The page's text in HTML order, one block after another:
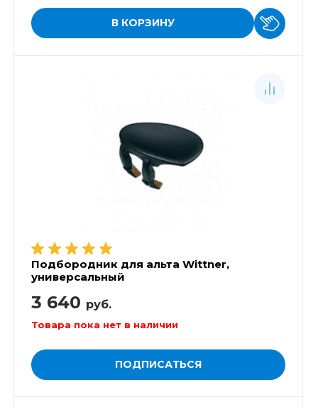
В КОРЗИНУ
Подбородник для альта Wittner,
универсальный
3 640 руб.
Товара пока нет в наличии
ПОДПИСАТЬСЯ